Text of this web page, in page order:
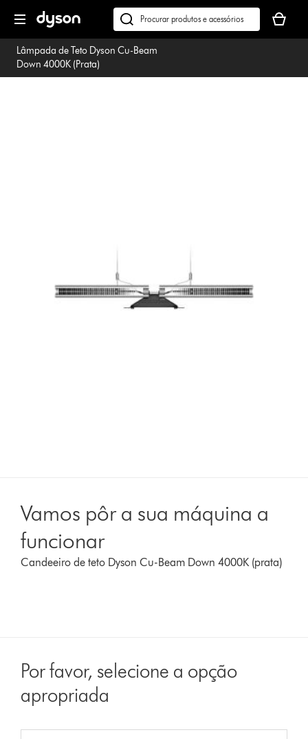
seguinte
Pesquisar
em
dyson.pt
seu
cesto
Lâmpada de Teto Dyson Cu-Beam
Down 4000K (Prata)
Vamos pôr a sua máquina a
funcionar
Candeeiro de teto Dyson Cu-Beam Down 4000K (prata)
Por favor, selecione a opção
apropriada